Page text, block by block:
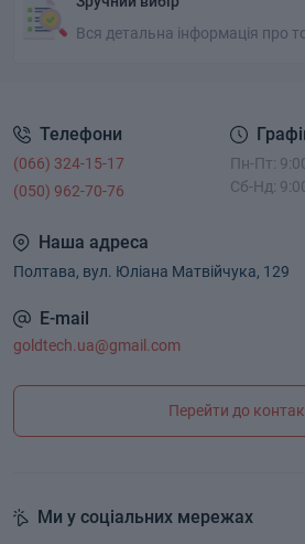
Вся детальна інформація про
Телефони
(066) 324-15-17
(050) 962-70-76
Пн-Пт:
Сб-Нд:
Наша адреса
Полтава, вул. Юліана Матвійчука, 129
E-mail
goldtech.ua@gmail.com
Перейти до
Ми у соціальних мережах